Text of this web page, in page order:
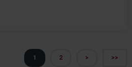
1 2 > >>